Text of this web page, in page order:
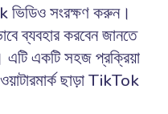
ভিডিও সংরক্ষণ করুন।
ব্যবহার করবেন জানতে
এটি একটি সহজ প্রক্রিয়া
ছাড়া TikTok